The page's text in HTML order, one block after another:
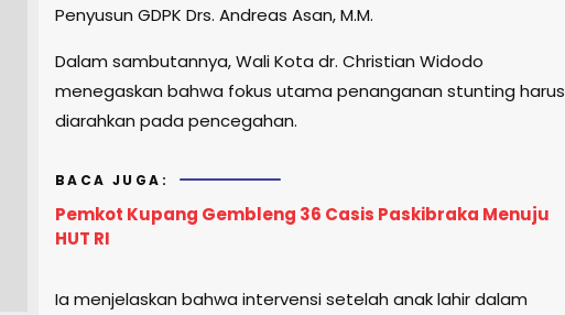
Penyusun GDPK Drs. Andreas Asan, M.M.
Dalam sambutannya, Wali Kota dr. Christian Widodo
menegaskan bahwa fokus utama penanganan stunting harus
diarahkan pada pencegahan.
BACA JUGA:
Pemkot Kupang Gembleng 36 Casis Paskibraka Menuju
HUT RI
Ia menjelaskan bahwa intervensi setelah anak lahir dalam